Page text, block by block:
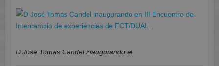
D José Tomás Candel inaugurando el